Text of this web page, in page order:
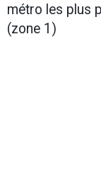
métro les plus
(zone 1)